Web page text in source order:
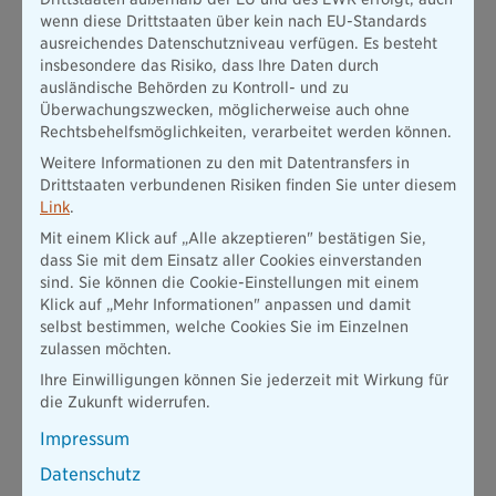
könnten wir diehellen Sommerabende beibehalten. Am
längsten Tag des Jahres ginge die Sonne dann – wie gewohnt
– erst um etwa halb zehn unter. Morgens würde sich die Sonne
hingegen schon um fünf Uhr ankündigen. Eigentlich auch
ganz schön, oder?
Doch jetzt kommt der zeitliche Pferdefuß: Im Winter würde
uns die ewige Sommerzeit vor allem einen erheblichen
Nachteil bringen. Am kürzesten Tag des Jahres, dem 21.
Dezember,
nach neun auf.Für Berufstätige und andere Frühaufsteher
würde es somit noch schwieriger, am Wintermorgen aus dem
Bett zu kommen.
DieAbende im Winterwären hingegenlänger als bisher
Sonnenuntergang am 21. Dezember könnte sich dann
beispielsweise erst um Viertel nach fünf ankündigen, anstatt
schon um Viertel nach vier.
Bei permanenter Winterzeit bleiben
untergangzumindest in den
wenn diese Drittstaaten über kein nach EU-Standards
ausreichendes Datenschutzniveau verfügen. Es besteht
insbesondere das Risiko, dass Ihre Daten durch
ausländische Behörden zu Kontroll- und zu
Überwachungszwecken, möglicherweise auch ohne
Rechtsbehelfsmöglichkeiten, verarbeitet werden können.
Weitere Informationen zu den mit Datentransfers in
Drittstaaten verbundenen Risiken finden Sie unter diesem
Link.
Mit einem Klick auf „Alle akzeptieren" bestätigen Sie,
dass Sie mit dem Einsatz aller Cookies einverstanden
sind. Sie können die Cookie-Einstellungen mit einem
Klick auf „Mehr Informationen" anpassen und damit
selbst bestimmen, welche Cookies Sie im Einzelnen
zulassen möchten.
Ihre Einwilligungen können Sie jederzeit mit Wirkung für
die Zukunft widerrufen.
Impressum
Datenschutz